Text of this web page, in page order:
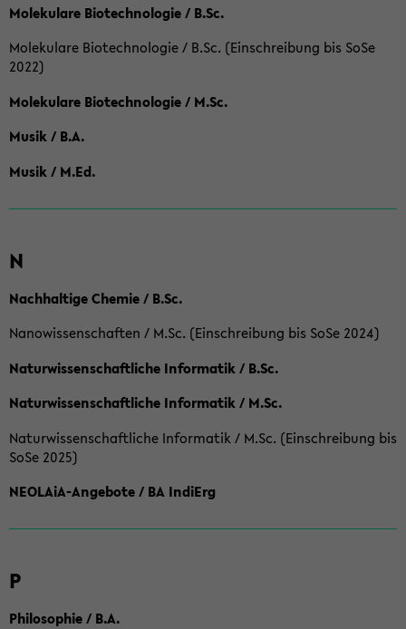
Molekulare Biotechnologie / B.Sc.
Molekulare Biotechnologie / B.Sc. (Einschreibung bis SoSe
2022)
Molekulare Biotechnologie / M.Sc.
Musik / B.A.
Musik / M.Ed.
N
Nachhaltige Chemie / B.Sc.
Nanowissenschaften / M.Sc. (Einschreibung bis SoSe 2024)
Naturwissenschaftliche Informatik / B.Sc.
Naturwissenschaftliche Informatik / M.Sc.
Naturwissenschaftliche Informatik / M.Sc. (Einschreibung bis
SoSe 2025)
NEOLAiA-Angebote / BA IndiErg
P
Philosophie / B.A.